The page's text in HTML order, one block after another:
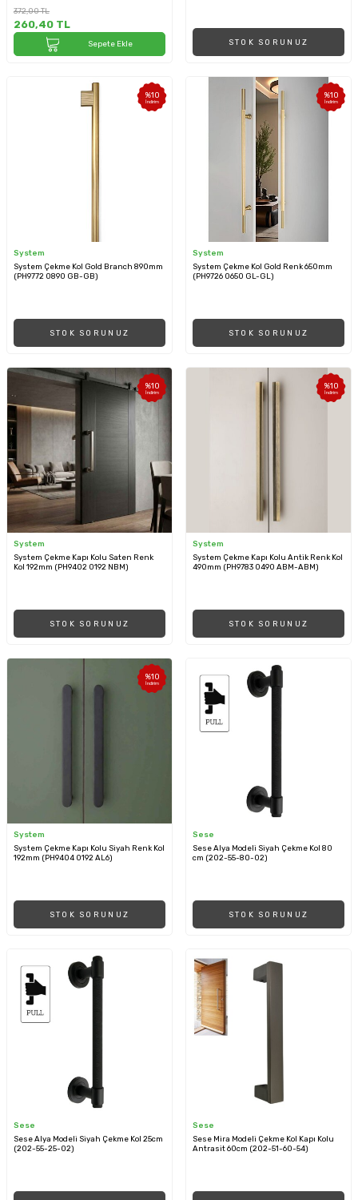
372,00TL
260,40 TL
Sepete Ekle STOK SORUNUZ
%10
İndirim
System
System Çekme Kol Gold Branch 890mm
(PH9772 0890 GB-GB)
STOK SORUNUZ
%10
İndirim
System
System Çekme Kol Gold Renk 650mm
(PH9726 0650 GL-GL)
STOK SORUNUZ
%10
İndirim
System
System Çekme Kapı Kolu Saten Renk
Kol 192mm (PH9402 0192 NBM)
STOK SORUNUZ
%10
İndirim
System
System Çekme Kapı Kolu Antik Renk Kol
490mm (PH9783 0490 ABM-ABM)
STOK SORUNUZ
%10
İndirim
System
System Çekme Kapı Kolu Siyah Renk Kol
192mm (PH9404 0192 AL6)
STOK SORUNUZ
Sese
Sese Alya Modeli Siyah Çekme Kol 80
cm (202-55-80-02)
STOK SORUNUZ
Sese
Sese Alya Modeli Siyah Çekme Kol 25cm
(202-55-25-02)
Sese
Sese Mira Modeli Çekme Kol Kapı Kolu
Antrasit 60cm (202-51-60-54)